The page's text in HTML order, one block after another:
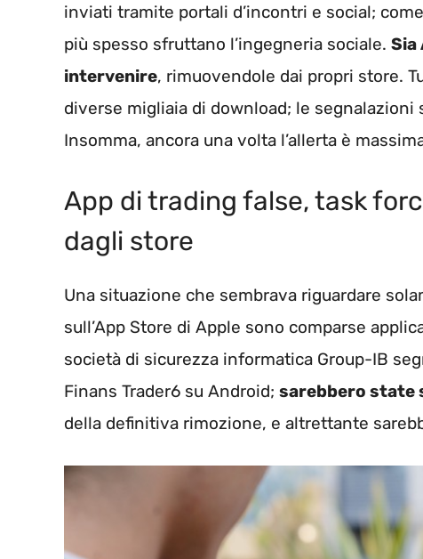
inviati tramite portali d’incontri e social;
più spesso sfruttano l’ingegneria sociale. Sia
intervenire, rimuovendole dai propri store.
diverse migliaia di download; le
Insomma, ancora una volta l’allerta è
App di trading false, task
dagli store
Una situazione che sembrava riguardare
sull’App Store di Apple sono comparse
società di sicurezza informatica Group-IB
Finans Trader6 su Android; sarebbero state
della definitiva rimozione, e altrettante